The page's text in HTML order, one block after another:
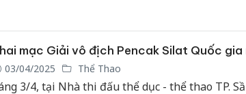
mạc Giải vô địch Pencak Silat Quốc
03/04/2025 Thể Thao
3/4, tại Nhà thi đấu thể dục - thể thao TP.